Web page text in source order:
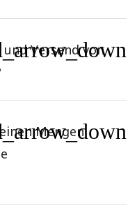
Versand von
Mengen